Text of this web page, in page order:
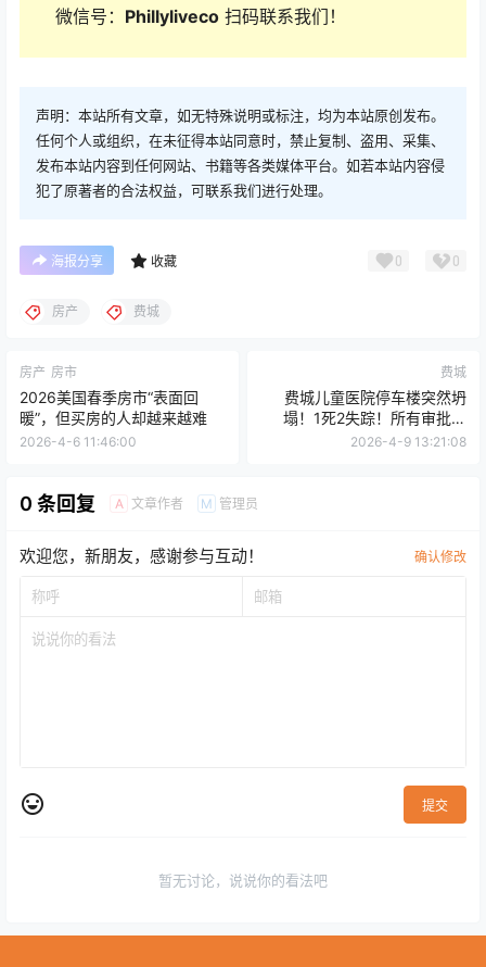
微信号： Phillyliveco扫码联系我们！
声明：本站所有文章，如无特殊说明或标注，均为本站原创发布。
任何个人或组织，在未征得本站同意时，禁止复制、盗用、采集、
发布本站内容到任何网站、书籍等各类媒体平台。如若本站内容侵
犯了原著者的合法权益，可联系我们进行处理。
海报分享 收藏 0 0
房产 费城
房产 房市
2026美国春季房市“表面回
暖”，但买房的人却越来越难
2026-4-6 11:46:00
费城
费城儿童医院停车楼突然坍
塌！1死2失踪！所有审批合
规，为什么还是塌了？房地产
2026-4-9 13:21:08
0 条回复 A 文章作者 M 管理员
欢迎您，新朋友，感谢参与互动！ 确认修改
提交
暂无讨论，说说你的看法吧